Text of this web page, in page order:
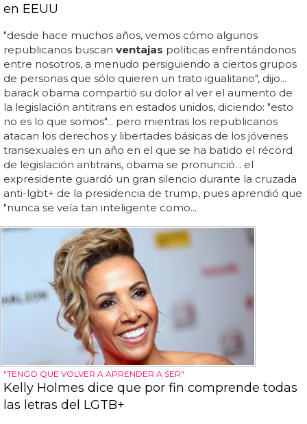
en EEUU
"desde hace muchos años, vemos cómo algunos
republicanos buscan ventajas políticas enfrentándonos
entre nosotros, a menudo persiguiendo a ciertos grupos
de personas que sólo quieren un trato igualitario", dijo...
barack obama compartió su dolor al ver el aumento de
la legislación antitrans en estados unidos, diciendo: "esto
no es lo que somos"... pero mientras los republicanos
atacan los derechos y libertades básicas de los jóvenes
transexuales en un año en el que se ha batido el récord
de legislación antitrans, obama se pronunció... el
expresidente guardó un gran silencio durante la cruzada
anti-lgbt+ de la presidencia de trump, pues aprendió que
"nunca se veía tan inteligente como...
"TENGO QUE VOLVER A APRENDER A SER"
Kelly Holmes dice que por fin comprende todas
las letras del LGTB+